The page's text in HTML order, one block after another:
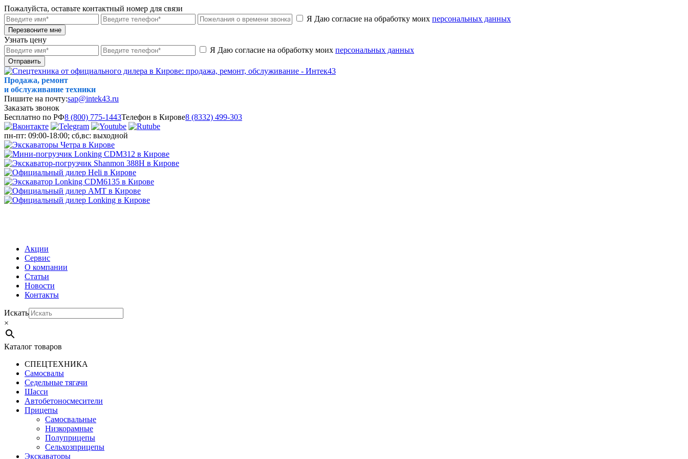
Пожалуйста, оставьте контактный номер для связи
Я Даю согласие на обработку моих персональных данных
Перезвоните мне
Узнать цену
Я Даю согласие на обработку моих персональных данных
Отправить
Продажа, ремонт
и обслуживание техники
Пишите на почту:sap@intek43.ru
Заказать звонок
Бесплатно по РФ8 (800) 775-1443Телефон в Кирове8 (8332) 499-303
пн-пт: 09:00-18:00; сб,вс: выходной
Акции
Сервис
О компании
Статьи
Новости
Контакты
Искать
×
Каталог товаров
СПЕЦТЕХНИКА
Самосвалы
Седельные тягачи
Шасси
Автобетоно­смесители
Прицепы
Самосвальные
Низкорамные
Полуприцепы
Сельхозприцепы
Экскаваторы